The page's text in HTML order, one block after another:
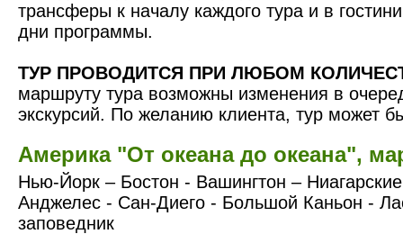
трансферы к началу каждого тура и в
дни программы.
ТУР ПРОВОДИТСЯ ПРИ ЛЮБОМ
маршруту тура возможны изменения в
экскурсий. По желанию клиента, тур может
Америка "От океана до океана",
Нью-Йорк – Бостон - Вашингтон –
Анджелес - Сан-Диего - Большой Каньон -
заповедник